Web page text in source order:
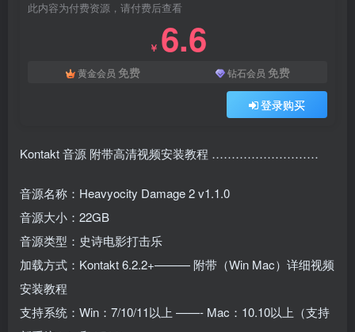
此内容为付费资源，请付费后查看
￥ 6.6
黄金会员 免费 钻石会员 免费
登录购买
Kontakt 音源 附带高清视频安装教程 ………………………
音源名称：Heavyocity Damage 2 v1.1.0
音源大小：22GB
音源类型：史诗电影打击乐
加载方式：Kontakt 6.2.2+——— 附带（Win Mac）详细视频
安装教程
支持系统：Win：7/10/11以上 ——- Mac：10.10以上（支持